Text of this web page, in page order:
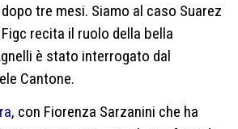
tre mesi. Siamo al caso Suarez
recita il ruolo della bella
è stato interrogato dal
Cantone.
, con Fiorenza Sarzanini che ha